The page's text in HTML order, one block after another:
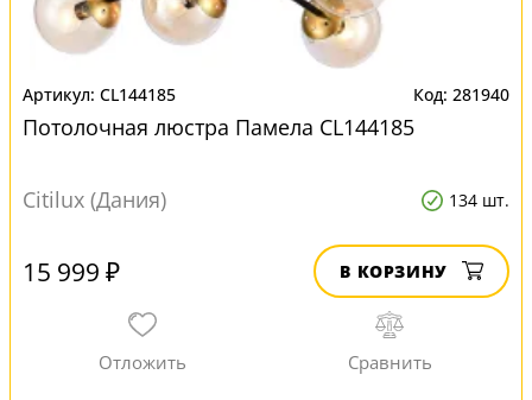
CL144185 281940
Потолочная люстра Памела CL144185
Citilux (Дания) 134 шт.
15 999 ₽ В КОРЗИНУ